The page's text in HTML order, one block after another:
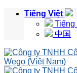
Skip
Tiếng Việt
Tiếng
中国